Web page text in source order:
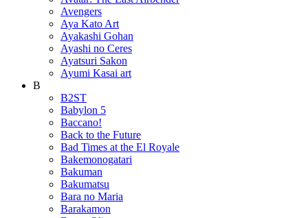
Avengers
Aya Kato Art
Ayakashi Gohan
Ayashi no Ceres
Ayatsuri Sakon
Ayumi Kasai art
B
B2ST
Babylon 5
Baccano!
Back to the Future
Bad Times at the El Royale
Bakemonogatari
Bakuman
Bakumatsu
Bara no Maria
Barakamon